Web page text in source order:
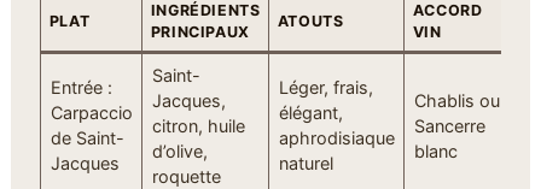
PLAT
INGRÉDIENTS
PRINCIPAUX
ATOUTS
ACCORD
VIN
Entrée :
Carpaccio
de Saint-
Jacques
Saint-
Jacques,
citron, huile
d’olive,
roquette
Léger, frais,
élégant,
aphrodisiaque
naturel
Chablis ou
Sancerre
blanc